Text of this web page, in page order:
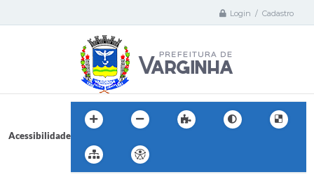
Login / Cadastro
Acessibilidade